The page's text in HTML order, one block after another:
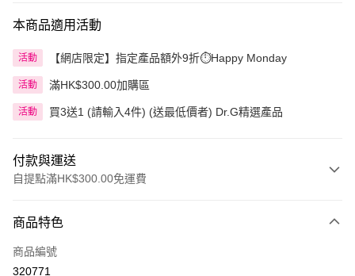
本商品適用活動
活動 【網店限定】指定產品額外9折⏱️Happy Monday
活動 滿HK$300.00加購區
活動 買3送1 (請輸入4件) (送最低價者) Dr.G精選產品
付款與運送
自提點滿HK$300.00免運費
信用卡
Apple Pay
商品特色
商品編號
320771